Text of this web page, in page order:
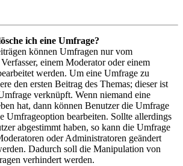
ich eine Umfrage?
können Umfragen nur vom
einem Moderator oder einem
werden. Um eine Umfrage zu
den ersten Beitrag des Themas; dieser ist
verknüpft. Wenn niemand eine
hat, dann können Benutzer die Umfrage
Umfrageoption bearbeiten. Sollte allerdings
abgestimmt haben, so kann die Umfrage
oder Administratoren geändert
Dadurch soll die Manipulation von
verhindert werden.